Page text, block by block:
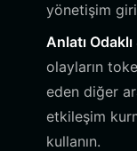
yönetişim
Anlatı
olayların
eden diğer
etkileşim
kullanın.